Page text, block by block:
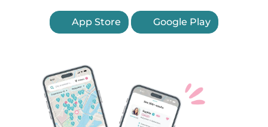
App Store Google Play